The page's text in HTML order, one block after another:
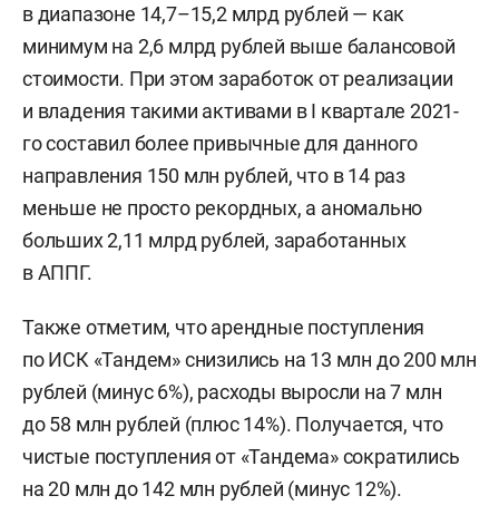
в диапазоне 14,7–15,2 млрд рублей — как
минимум на 2,6 млрд рублей выше балансовой
стоимости. При этом заработок от реализации
и владения такими активами в I квартале 2021-
го составил более привычные для данного
направления 150 млн рублей, что в 14 раз
меньше не просто рекордных, а аномально
больших 2,11 млрд рублей, заработанных
в АППГ.
Также отметим, что арендные поступления
по ИСК «Тандем» снизились на 13 млн до 200 млн
рублей (минус 6%), расходы выросли на 7 млн
до 58 млн рублей (плюс 14%). Получается, что
чистые поступления от «Тандема» сократились
на 20 млн до 142 млн рублей (минус 12%).